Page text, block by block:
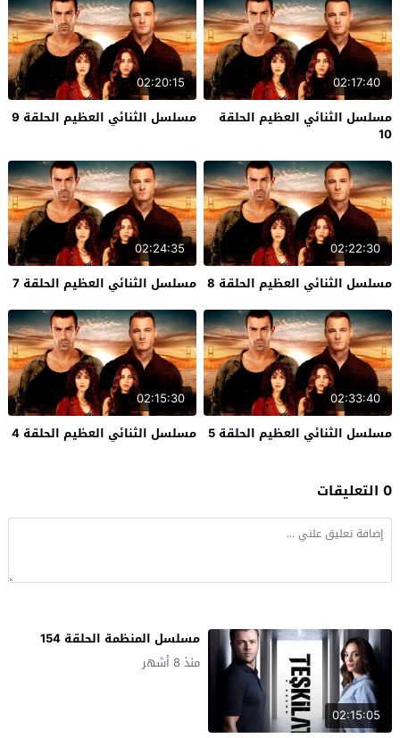
02:17:40
مسلسل الثنائي العظيم الحلقة
10
02:20:15
مسلسل الثنائي العظيم الحلقة 9
02:22:30
مسلسل الثنائي العظيم الحلقة 8
02:24:35
مسلسل الثنائي العظيم الحلقة 7
02:33:40
مسلسل الثنائي العظيم الحلقة 5
02:15:30
مسلسل الثنائي العظيم الحلقة 4
0 التعليقات
02:15:05
مسلسل المنظمة الحلقة 154
منذ 8 أشهر